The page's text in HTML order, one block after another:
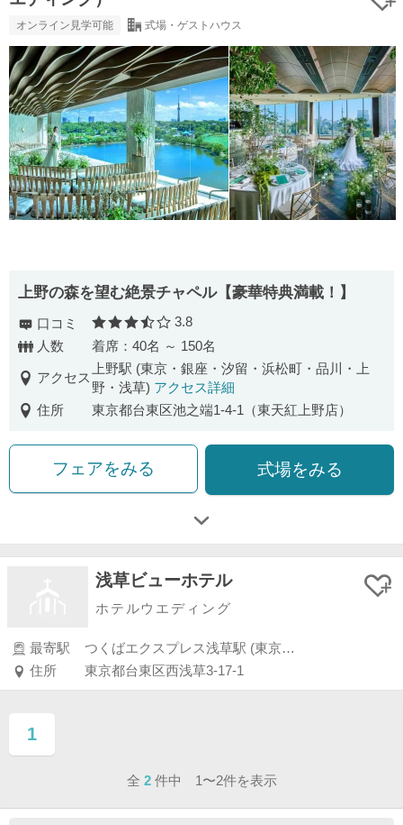
オンライン見学可能 式場・ゲストハウス
上野の森を望む絶景チャペル【豪華特典満載！】
口コミ 口コミ評価
3.8
人数
着席：40名 ～ 150名
アクセス
上野駅 (東京・銀座・汐留・浜松町・品川・上
野・浅草) アクセス詳細
住所
東京都台東区池之端1-4-1（東天紅上野店）
フェアをみる 式場をみる
浅草ビューホテル
ホテルウエディング
最寄駅
つくばエクスプレス浅草駅 (東京・銀座・汐留・浜松町・品川・上野・浅草)
住所
東京都台東区西浅草3-17-1
1
ページ目
全 2 件中 1〜2件を表示